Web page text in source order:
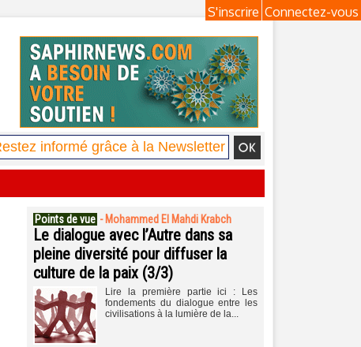
Connectez-vous
S'inscrire
Points de vue - Mohammed El Mahdi Krabch
Le dialogue avec l’Autre dans sa
pleine diversité pour diffuser la
culture de la paix (3/3)
Lire la première partie ici : Les
fondements du dialogue entre les
civilisations à la lumière de la...